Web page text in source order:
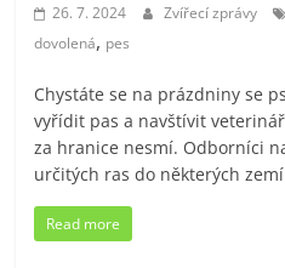
26. 7. 2024 Zvířecí zprávy
dovolená, pes
Chystáte se na prázdniny se
vyřídit pas a navštívit
za hranice nesmí. Odborníci
určitých ras do některých
Read more